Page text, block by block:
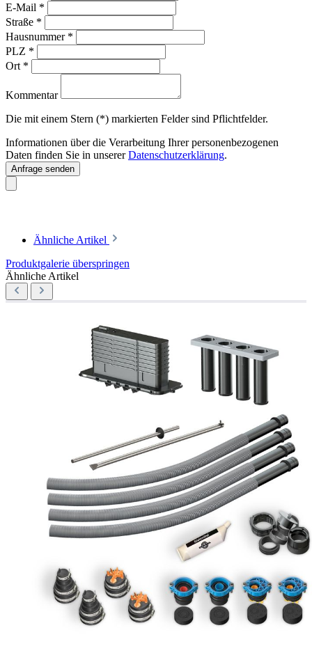
E-Mail *
Straße *
Hausnummer *
PLZ *
Ort *
Kommentar
Die mit einem Stern (*) markierten Felder sind Pflichtfelder.
Informationen über die Verarbeitung Ihrer personenbezogenen
Daten finden Sie in unsererDatenschutzerklärung.
Anfrage senden
Ähnliche Artikel
Produktgalerie überspringen
Ähnliche Artikel